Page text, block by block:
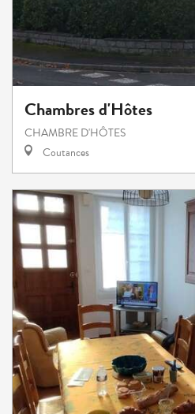
Chambres d'Hôtes
CHAMBRE D'HÔTES
Coutances